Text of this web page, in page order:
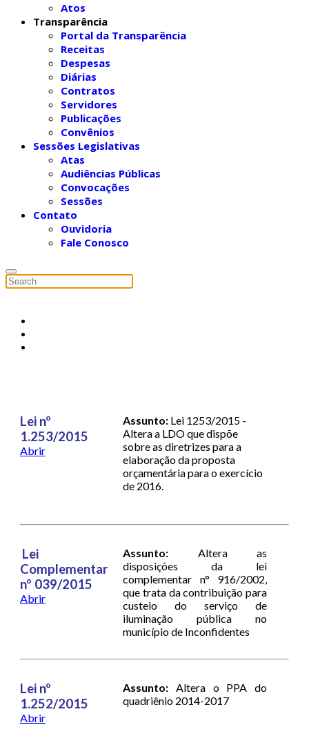
Atos
Transparência
Portal da Transparência
Receitas
Despesas
Diárias
Contratos
Servidores
Publicações
Convênios
Sessões Legislativas
Atas
Audiências Públicas
Convocações
Sessões
Contato
Ouvidoria
Fale Conosco
Lei nº
1.253/2015
Abrir
Assunto: Lei 1253/2015 -
Altera a LDO que dispõe
sobre as diretrizes para a
elaboração da proposta
orçamentária para o exercício
de 2016.
Lei
Complementar
nº 039/2015
Abrir
Assunto: Altera as
disposições da lei
complementar n° 916/2002,
que trata da contribuição para
custeio do serviço de
iluminação pública no
município de Inconfidentes
Lei nº
1.252/2015
Abrir
Assunto: Altera o PPA do
quadriênio 2014-2017